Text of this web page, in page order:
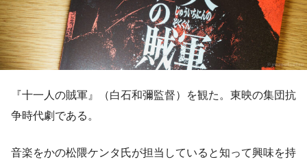
『十一人の賊軍』（白石和彌監督）を観た。東映の集団抗
争時代劇である。
音楽をかの松隈ケンタ氏が担当していると知って興味を持